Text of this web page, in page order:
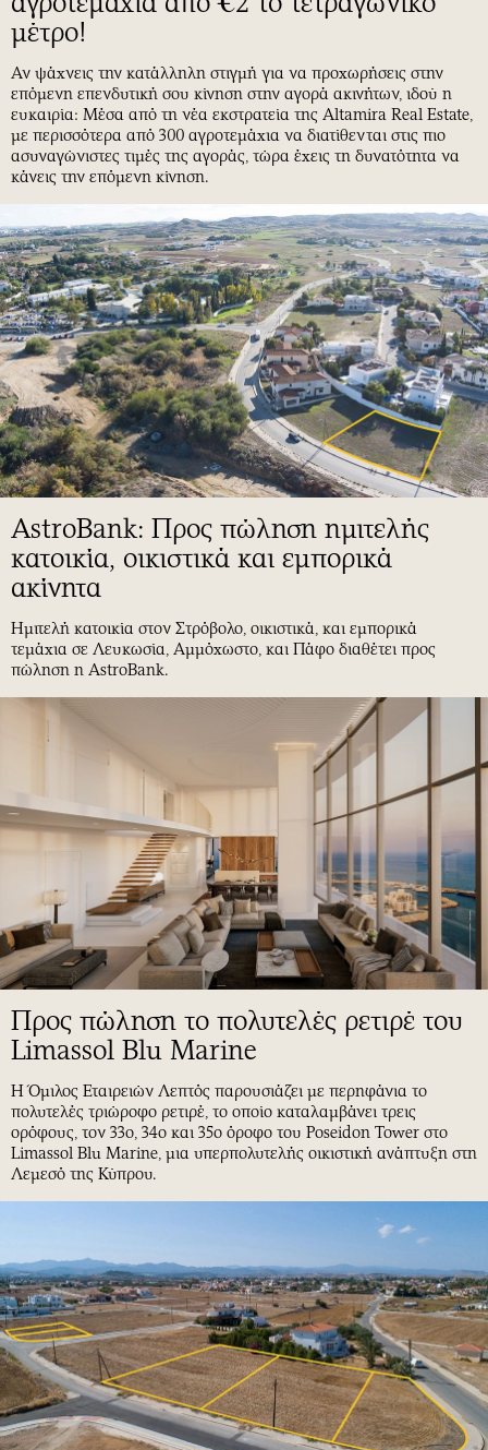
μέτρο!
Αν ψάχνεις την κατάλληλη στιγμή για να προχωρήσεις στην
επόμενη επενδυτική σου κίνηση στην αγορά ακινήτων, ιδού η
ευκαιρία: Μέσα από τη νέα εκστρατεία της Altamira Real Estate,
με περισσότερα από 300 αγροτεμάχια να διατίθενται στις πιο
ασυναγώνιστες τιμές της αγοράς, τώρα έχεις τη δυνατότητα να
κάνεις την επόμενη κίνηση.
AstroBank: Προς πώληση ημιτελής
κατοικία, οικιστικά και εμπορικά
ακίνητα
Ημιτελή κατοικία στον Στρόβολο, οικιστικά, και εμπορικά
τεμάχια σε Λευκωσία, Αμμόχωστο, και Πάφο διαθέτει προς
πώληση η AstroBank.
Προς πώληση το πολυτελές ρετιρέ του
Limassol Blu Marine
Η Όμιλος Εταιρειών Λεπτός παρουσιάζει με περηφάνια το
πολυτελές τριώροφο ρετιρέ, το οποίο καταλαμβάνει τρεις
ορόφους, τον 33ο, 34ο και 35ο όροφο του Poseidon Tower στο
Limassol Blu Marine, μια υπερπολυτελής οικιστική ανάπτυξη στη
Λεμεσό της Κύπρου.